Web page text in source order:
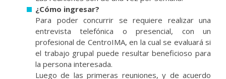
¿Cómo ingresar?
Para poder concurrir se requiere realizar una
entrevista telefónica o presencial, con un
profesional de CentroIMA, en la cual se evaluará si
el trabajo grupal puede resultar beneficioso para
la persona interesada.
Luego de las primeras reuniones, y de acuerdo